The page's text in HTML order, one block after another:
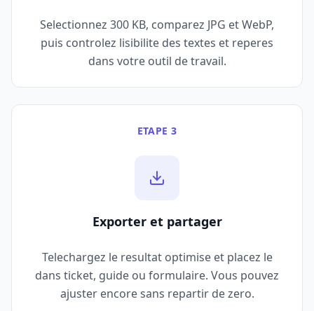
Selectionnez 300 KB, comparez JPG et WebP,
puis controlez lisibilite des textes et reperes
dans votre outil de travail.
ETAPE 3
Exporter et partager
Telechargez le resultat optimise et placez le
dans ticket, guide ou formulaire. Vous pouvez
ajuster encore sans repartir de zero.